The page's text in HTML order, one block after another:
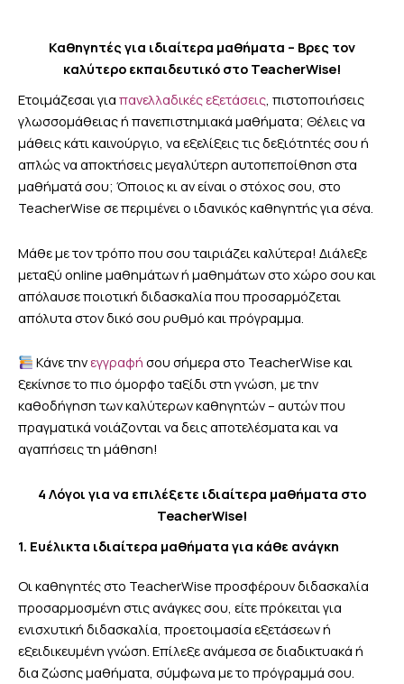
Καθηγητές για ιδιαίτερα μαθήματα – Βρες τον
καλύτερο εκπαιδευτικό στο TeacherWise!
Ετοιμάζεσαι για πανελλαδικές εξετάσεις, πιστοποιήσεις
γλωσσομάθειας ή πανεπιστημιακά μαθήματα; Θέλεις να
μάθεις κάτι καινούργιο, να εξελίξεις τις δεξιότητές σου ή
απλώς να αποκτήσεις μεγαλύτερη αυτοπεποίθηση στα
μαθήματά σου; Όποιος κι αν είναι ο στόχος σου, στο
TeacherWise σε περιμένει ο ιδανικός καθηγητής για σένα.
Μάθε με τον τρόπο που σου ταιριάζει καλύτερα! Διάλεξε
μεταξύ online μαθημάτων ή μαθημάτων στο χώρο σου και
απόλαυσε ποιοτική διδασκαλία που προσαρμόζεται
απόλυτα στον δικό σου ρυθμό και πρόγραμμα.
Κάνε τηνεγγραφή σου σήμερα στο TeacherWise και
ξεκίνησε το πιο όμορφο ταξίδι στη γνώση, με την
καθοδήγηση των καλύτερων καθηγητών – αυτών που
πραγματικά νοιάζονται να δεις αποτελέσματα και να
αγαπήσεις τη μάθηση!
4 Λόγοι για να επιλέξετε ιδιαίτερα μαθήματα στο
TeacherWise!
1. Ευέλικτα ιδιαίτερα μαθήματα για κάθε ανάγκη
Οι καθηγητές στο TeacherWise προσφέρουν διδασκαλία
προσαρμοσμένη στις ανάγκες σου, είτε πρόκειται για
ενισχυτική διδασκαλία, προετοιμασία εξετάσεων ή
εξειδικευμένη γνώση. Επίλεξε ανάμεσα σε διαδικτυακά ή
δια ζώσης μαθήματα, σύμφωνα με το πρόγραμμά σου.